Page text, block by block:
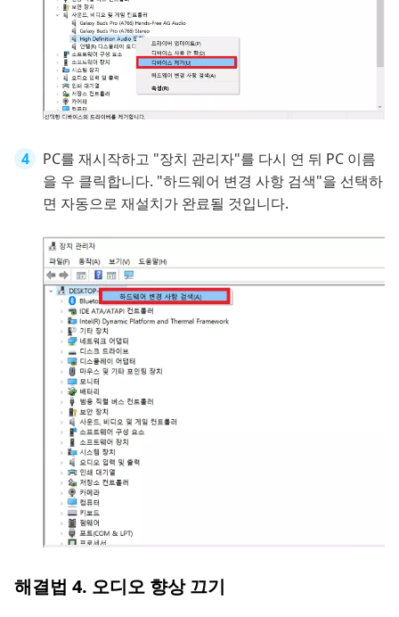
PC를 재시작하고 "장치 관리자"를 다시 연 뒤 PC 이름
을 우 클릭합니다. "하드웨어 변경 사항 검색"을 선택하
면 자동으로 재설치가 완료될 것입니다.
해결법 4. 오디오 향상 끄기